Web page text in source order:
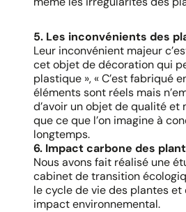
5. Les inconvénients des
Leur inconvénient majeur
cet objet de décoration qui
plastique », « C’est fabriqué
éléments sont réels mais
d’avoir un objet de qualité et
que ce que l’on imagine à
longtemps.
6. Impact carbone des
Nous avons fait réalisé une
cabinet de transition
le cycle de vie des plantes
impact environnemental.